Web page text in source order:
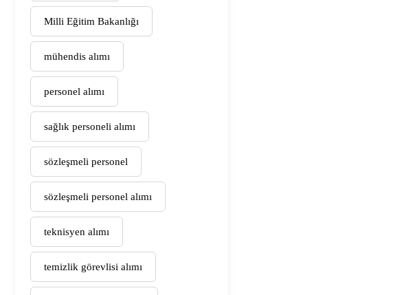
Milli Eğitim Bakanlığı
mühendis alımı
personel alımı
sağlık personeli alımı
sözleşmeli personel
sözleşmeli personel alımı
teknisyen alımı
temizlik görevlisi alımı